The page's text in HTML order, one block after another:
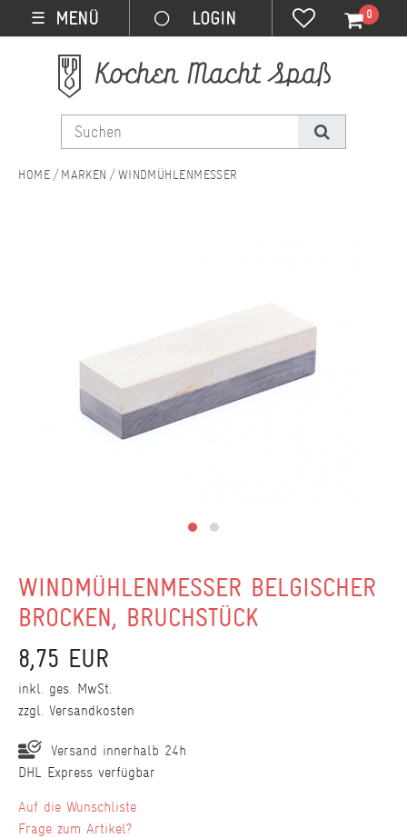
☰ MENÜ 0
MARKEN WINDMÜHLENMESSER
WINDMÜHLENMESSER BELGISCHER
BROCKEN, BRUCHSTÜCK
8,75 EUR
inkl. ges. MwSt.
zzgl. Versandkosten
Versand innerhalb 24h
DHL Express verfügbar
Wunschliste
Frage zum Artikel?